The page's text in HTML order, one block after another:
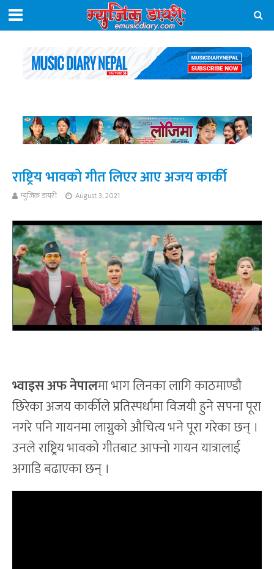
राष्ट्रिय भावको गीत लिएर आए अजय कार्की
म्युजिक डायरी August 3, 2021
भ्वाइस अफ नेपालमा भाग लिनका लागि काठमाण्डौ
छिरेका अजय कार्कीले प्रतिस्पर्धामा विजयी हुने सपना पूरा
नगरे पनि गायनमा लाग्नुको औचित्य भने पूरा गरेका छन् ।
उनले राष्ट्रिय भावको गीतबाट आफ्नो गायन यात्रालाई
अगाडि बढाएका छन् ।